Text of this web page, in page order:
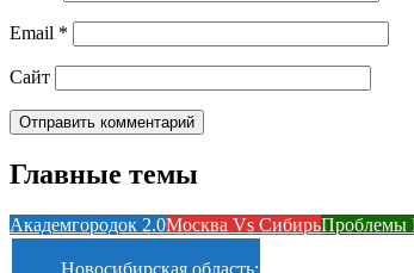
Email *
Сайт
Главные темы
Академгородок 2.0Москва Vs СибирьПроблемы
Новосибирская область: